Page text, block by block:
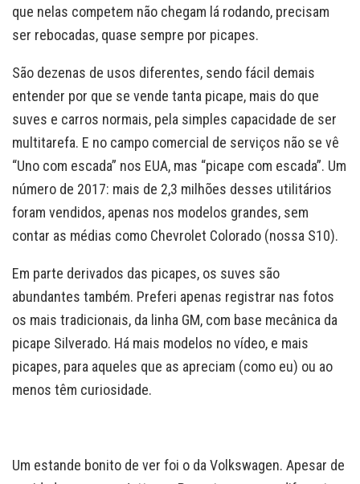
que nelas competem não chegam lá rodando, precisam
ser rebocadas, quase sempre por picapes.
São dezenas de usos diferentes, sendo fácil demais
entender por que se vende tanta picape, mais do que
suves e carros normais, pela simples capacidade de ser
multitarefa. E no campo comercial de serviços não se vê
“Uno com escada” nos EUA, mas “picape com escada”. Um
número de 2017: mais de 2,3 milhões desses utilitários
foram vendidos, apenas nos modelos grandes, sem
contar as médias como Chevrolet Colorado (nossa S10).
Em parte derivados das picapes, os suves são
abundantes também. Preferi apenas registrar nas fotos
os mais tradicionais, da linha GM, com base mecânica da
picape Silverado. Há mais modelos no vídeo, e mais
picapes, para aqueles que as apreciam (como eu) ou ao
menos têm curiosidade.
Um estande bonito de ver foi o da Volkswagen. Apesar de